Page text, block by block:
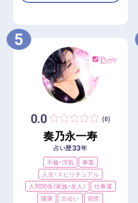
5
0.0 (0)
奏乃永一寿
占い歴33年
不倫・浮気
事業
人生・スピリチュアル
人間関係（家族・友人）
仕事運
健康
出会い 前世